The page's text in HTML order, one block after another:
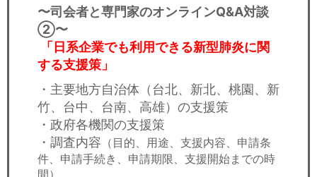
〜司会者と専門家のオンラインQ&A対談
②〜
「日系企業でも利用できる新型肺炎に関
する支援策」
・主要地方自治体（台北、新北、桃園、新
竹、台中、台南、高雄）の支援策
・政府各機関の支援策
・調査内容 （目的、用途、支援内容、申請条
件、申請手続き、申請期限、支援開始までの時
間）